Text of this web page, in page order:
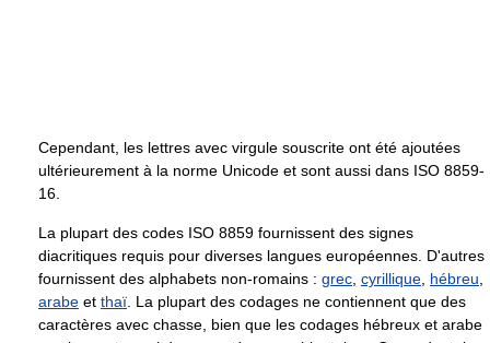
Cependant, les lettres avec virgule souscrite ont été ajoutées
ultérieurement à la norme Unicode et sont aussi dans ISO 8859-
16.
La plupart des codes ISO 8859 fournissent des signes
diacritiques requis pour diverses langues européennes. D'autres
fournissent des alphabets non-romains : grec cyrillique hébreu
arabe et thaï . La plupart des codages ne contiennent que des
caractères avec chasse, bien que les codages hébreux et arabe